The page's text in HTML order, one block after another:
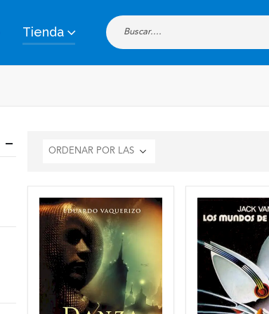
Tienda